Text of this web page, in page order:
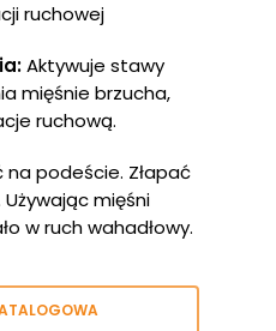
ruchowej
Aktywuje stawy
mięśnie brzucha,
ruchową.
na podeście. Złapać
mięśni
w ruch wahadłowy.